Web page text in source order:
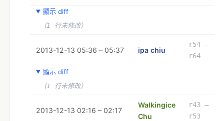
顯示 diff
（1 行未修改）
2013-12-13 05:36 – 05:37 ipa chiu
r54 –
r64
顯示 diff
（1 行未修改）
2013-12-13 02:16 – 02:17
Walkingice
Chu
r43 –
r53